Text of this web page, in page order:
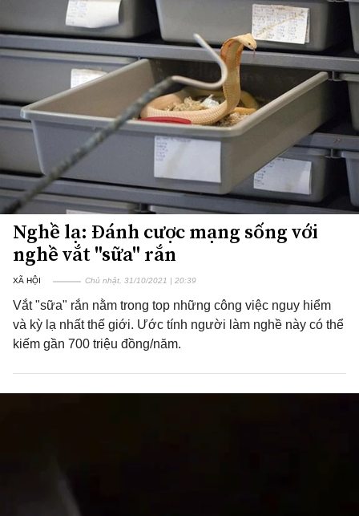
Nghề lạ: Đánh cược mạng sống với
nghề vắt "sữa" rắn
XÃ HỘI Chủ nhật, 31/10/2021 | 20:39
Vắt "sữa" rắn nằm trong top những công việc nguy hiểm
và kỳ lạ nhất thế giới. Ước tính người làm nghề này có thể
kiếm gần 700 triệu đồng/năm.